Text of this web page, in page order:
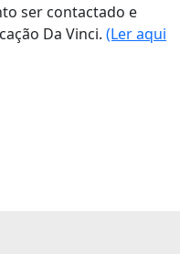
ser contactado e
Da Vinci.(Ler aqui